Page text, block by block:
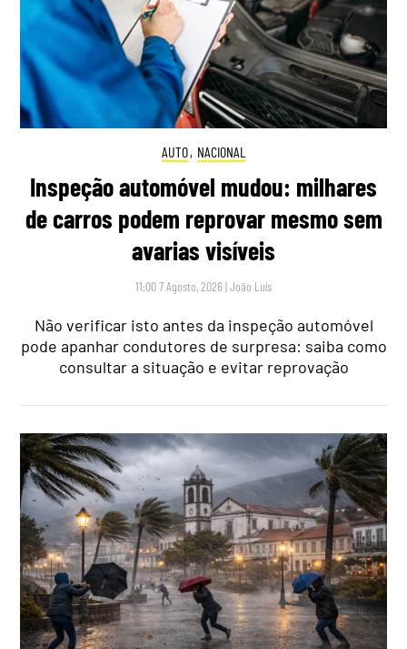
AUTO, NACIONAL
Inspeção automóvel mudou: milhares
de carros podem reprovar mesmo sem
avarias visíveis
11:00 7 Agosto, 2026 |João Luís
Não verificar isto antes da inspeção automóvel
pode apanhar condutores de surpresa: saiba como
consultar a situação e evitar reprovação